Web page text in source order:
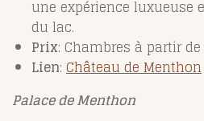
une expérience luxueuse
du lac.
Prix: Chambres à partir
Lien: ChâteaudeMenthon
Palace de Menthon